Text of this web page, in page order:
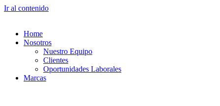
Ir al contenido
Home
Nosotros
Nuestro Equipo
Clientes
Oportunidades Laborales
Marcas